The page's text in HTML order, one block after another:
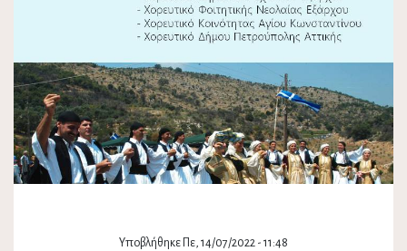
Υποβλήθηκε Πε, 14/07/2022 - 11:48